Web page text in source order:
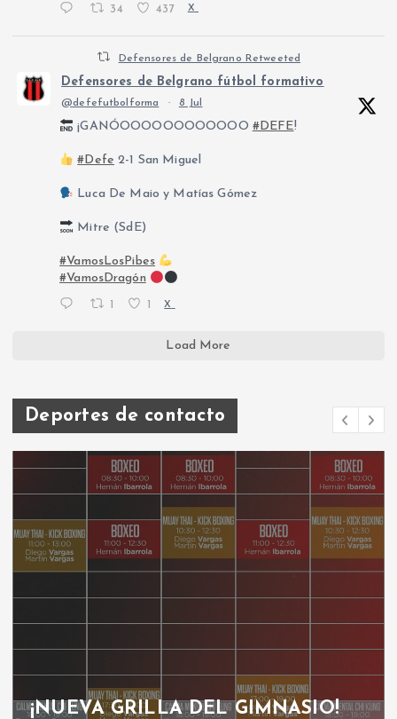
34 437 X
Defensores de Belgrano Retweeted
Defensores de Belgrano fútbol formativo
@defefutbolforma · 8 Jul
¡GANÓOOOOOOOOOOOO #DEFE!
#Defe 2-1 San Miguel
Luca De Maio y Matías Gómez
Mitre (SdE)
#VamosLosPibes
#VamosDragón
X
Load More
Deportes de contacto
GRILLA GIMNASIO